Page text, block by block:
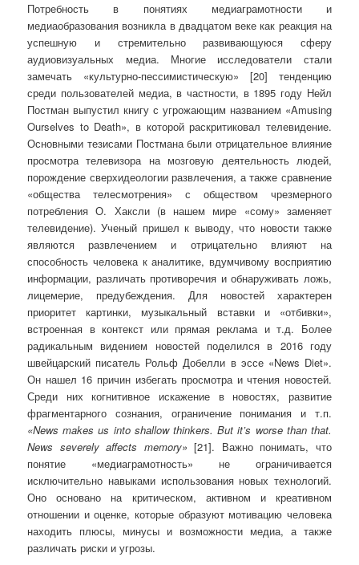
Потребность в понятиях медиаграмотности и
медиаобразования возникла в двадцатом веке как реакция на
успешную и стремительно развивающуюся сферу
аудиовизуальных медиа. Многие исследователи стали
замечать «культурно-пессимистическую» [20] тенденцию
среди пользователей медиа, в частности, в 1895 году Нейл
Постман выпустил книгу с угрожающим названием «Amusing
Ourselves to Death», в которой раскритиковал телевидение.
Основными тезисами Постмана были отрицательное влияние
просмотра телевизора на мозговую деятельность людей,
порождение сверхидеологии развлечения, а также сравнение
«общества телесмотрения» с обществом чрезмерного
потребления О. Хаксли (в нашем мире «сому» заменяет
телевидение). Ученый пришел к выводу, что новости также
являются развлечением и отрицательно влияют на
способность человека к аналитике, вдумчивому восприятию
информации, различать противоречия и обнаруживать ложь,
лицемерие, предубеждения. Для новостей характерен
приоритет картинки, музыкальный вставки и «отбивки»,
встроенная в контекст или прямая реклама и т.д. Более
радикальным видением новостей поделился в 2016 году
швейцарский писатель Рольф Добелли в эссе «News Diet».
Он нашел 16 причин избегать просмотра и чтения новостей.
Среди них когнитивное искажение в новостях, развитие
фрагментарного сознания, ограничение понимания и т.п.
«News makes us into shallow thinkers.But it’s worse than that.
News severely affects memory» [21]. Важно понимать, что
понятие «медиаграмотность» не ограничивается
исключительно навыками использования новых технологий.
Оно основано на критическом, активном и креативном
отношении и оценке, которые образуют мотивацию человека
находить плюсы, минусы и возможности медиа, а также
различать риски и угрозы.